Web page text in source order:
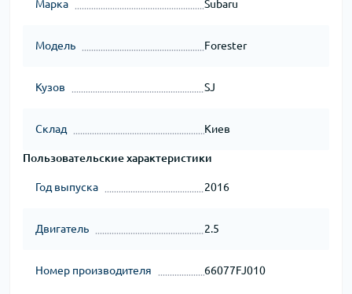
Марка Subaru
Модель Forester
Кузов SJ
Склад Киев
Пользовательские характеристики
Год выпуска 2016
Двигатель 2.5
Номер производителя 66077FJ010